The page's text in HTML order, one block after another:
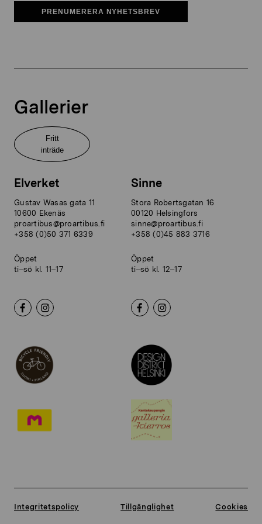
PRENUMERERA NYHETSBREV
Gallerier
Fritt
inträde
Elverket
Gustav Wasas gata 11
10600 Ekenäs
proartibus@proartibus.fi
+358 (0)50 371 6339
Öppet
ti–sö kl. 11–17
Sinne
Stora Robertsgatan 16
00120 Helsingfors
sinne@proartibus.fi
+358 (0)45 883 3716
Öppet
ti–sö kl. 12–17
Integritetspolicy Tillgänglighet Cookies